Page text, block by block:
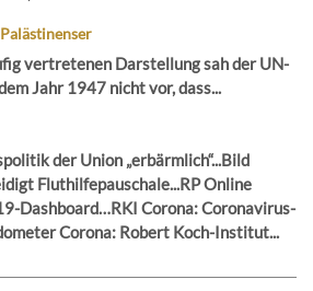
vertretenen Darstellung sah der UN-
Jahr 1947 nicht vor, dass...
der Union „erbärmlich“...Bild
Fluthilfepauschale...RP Online
Dashboard…RKI Corona: Coronavirus-
Corona: Robert Koch-Institut...